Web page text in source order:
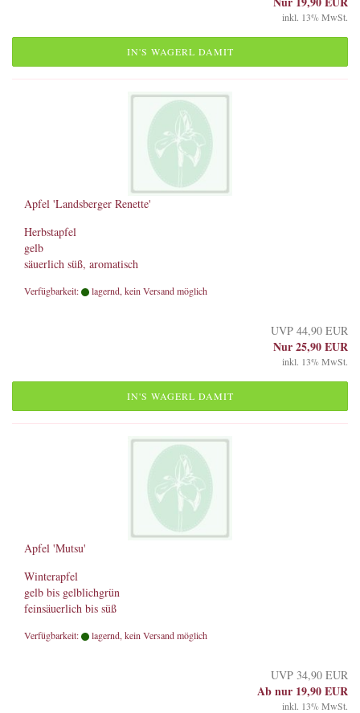
inkl. 13% MwSt.
IN'S WAGERL DAMIT
Apfel 'Landsberger Renette'
Herbstapfel
gelb
säuerlich süß, aromatisch
Verfügbarkeit: lagernd, kein Versand möglich
UVP 44,90 EUR
Nur 25,90 EUR
inkl. 13% MwSt.
IN'S WAGERL DAMIT
Apfel 'Mutsu'
Winterapfel
gelb bis gelblichgrün
feinsäuerlich bis süß
Verfügbarkeit: lagernd, kein Versand möglich
UVP 34,90 EUR
Ab nur 19,90 EUR
inkl. 13% MwSt.